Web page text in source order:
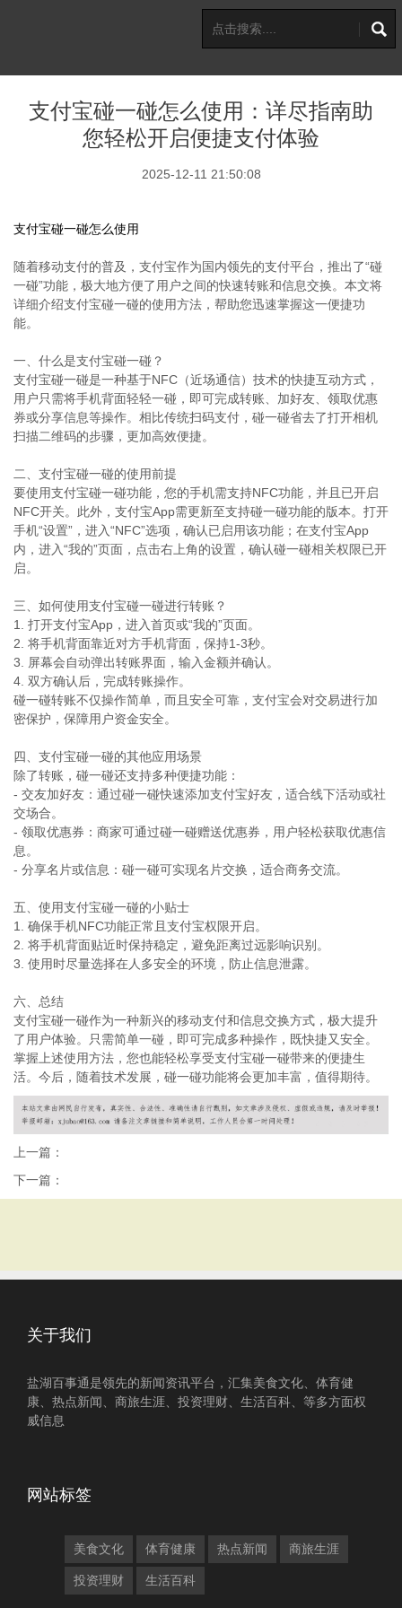
支付宝碰一碰怎么使用：详尽指南助
您轻松开启便捷支付体验
2025-12-11 21:50:08
支付宝碰一碰怎么使用
随着移动支付的普及，支付宝作为国内领先的支付平台，推出了“碰
一碰”功能，极大地方便了用户之间的快速转账和信息交换。本文将
详细介绍支付宝碰一碰的使用方法，帮助您迅速掌握这一便捷功
能。
一、什么是支付宝碰一碰？
支付宝碰一碰是一种基于NFC（近场通信）技术的快捷互动方式，
用户只需将手机背面轻轻一碰，即可完成转账、加好友、领取优惠
券或分享信息等操作。相比传统扫码支付，碰一碰省去了打开相机
扫描二维码的步骤，更加高效便捷。
二、支付宝碰一碰的使用前提
要使用支付宝碰一碰功能，您的手机需支持NFC功能，并且已开启
NFC开关。此外，支付宝App需更新至支持碰一碰功能的版本。打开
手机“设置”，进入“NFC”选项，确认已启用该功能；在支付宝App
内，进入“我的”页面，点击右上角的设置，确认碰一碰相关权限已开
启。
三、如何使用支付宝碰一碰进行转账？
1. 打开支付宝App，进入首页或“我的”页面。
2. 将手机背面靠近对方手机背面，保持1-3秒。
3. 屏幕会自动弹出转账界面，输入金额并确认。
4. 双方确认后，完成转账操作。
碰一碰转账不仅操作简单，而且安全可靠，支付宝会对交易进行加
密保护，保障用户资金安全。
四、支付宝碰一碰的其他应用场景
除了转账，碰一碰还支持多种便捷功能：
- 交友加好友：通过碰一碰快速添加支付宝好友，适合线下活动或社
交场合。
- 领取优惠券：商家可通过碰一碰赠送优惠券，用户轻松获取优惠信
息。
- 分享名片或信息：碰一碰可实现名片交换，适合商务交流。
五、使用支付宝碰一碰的小贴士
1. 确保手机NFC功能正常且支付宝权限开启。
2. 将手机背面贴近时保持稳定，避免距离过远影响识别。
3. 使用时尽量选择在人多安全的环境，防止信息泄露。
六、总结
支付宝碰一碰作为一种新兴的移动支付和信息交换方式，极大提升
了用户体验。只需简单一碰，即可完成多种操作，既快捷又安全。
掌握上述使用方法，您也能轻松享受支付宝碰一碰带来的便捷生
活。今后，随着技术发展，碰一碰功能将会更加丰富，值得期待。
上一篇：
下一篇：
关于我们
盐湖百事通是领先的新闻资讯平台，汇集美食文化、体育健
康、热点新闻、商旅生涯、投资理财、生活百科、等多方面权
威信息
网站标签
美食文化 体育健康 热点新闻 商旅生涯
投资理财 生活百科